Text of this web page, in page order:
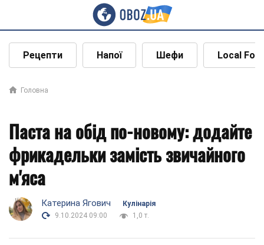
Рецепти Напої Шефи Local
Головна
Паста на обід по-новому: додайте
фрикадельки замість звичайного
м'яса
Катерина Ягович
Кулінарія
9.10.2024 09:00
1,0 т.